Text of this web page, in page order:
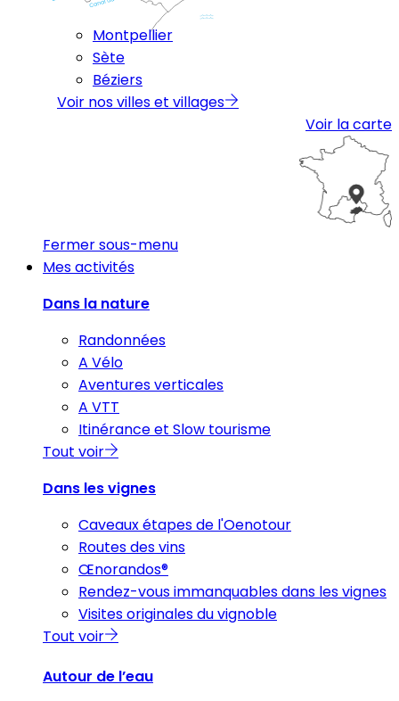
Montpellier
Sète
Béziers
Voir nos villes et villages
Voir la carte
Fermer sous-menu
Mes activités
Dans la nature
Randonnées
A Vélo
Aventures verticales
A VTT
Itinérance et Slow tourisme
Tout voir
Dans les vignes
Caveaux étapes de l'Oenotour
Routes des vins
Œnorandos®
Rendez-vous immanquables dans les vignes
Visites originales du vignoble
Tout voir
Autour de l’eau